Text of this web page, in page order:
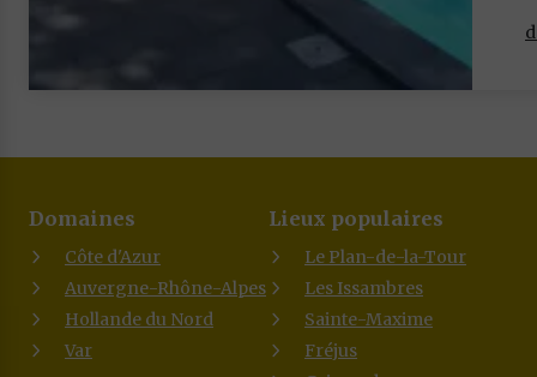
Domaines
Côte d'Azur
Auvergne-Rhône-Alpes
Hollande du Nord
Var
Lieux populaires
Le Plan-de-la-Tour
Les Issambres
Sainte-Maxime
Fréjus